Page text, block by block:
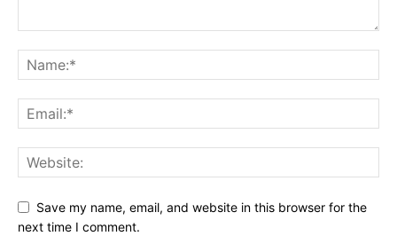
Save my name, email, and website in this browser for the
next time I comment.